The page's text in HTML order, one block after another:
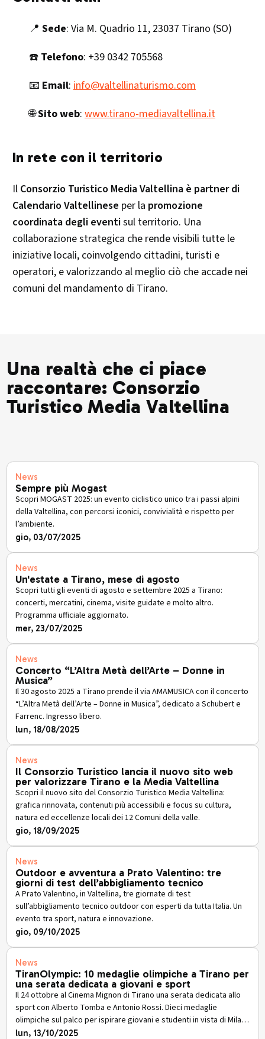
📍 Sede: Via M. Quadrio 11, 23037 Tirano (SO)
☎️ Telefono: +39 0342 705568
📧 Email: info@valtellinaturismo.com
🌐Sito web: www.tirano-mediavaltellina.it
In rete con il territorio
Il Consorzio Turistico Media Valtellina è partner di
Calendario Valtellinese per la promozione
coordinata degli eventisul territorio. Una
collaborazione strategica che rende visibili tutte le
iniziative locali, coinvolgendo cittadini, turisti e
operatori, e valorizzando al meglio ciò che accade nei
comuni del mandamento di Tirano.
Una realtà che ci piace
raccontare: Consorzio
Turistico Media Valtellina
News
Sempre più Mogast
Scopri MOGAST 2025: un evento ciclistico unico tra i passi alpini
della Valtellina, con percorsi iconici, convivialità e rispetto per
l’ambiente.
gio, 03/07/2025
News
Un'estate a Tirano, mese di agosto
Scopri tutti gli eventi di agosto e settembre 2025 a Tirano:
concerti, mercatini, cinema, visite guidate e molto altro.
Programma ufficiale aggiornato.
mer, 23/07/2025
News
Concerto “L’Altra Metà dell’Arte – Donne in
Musica”
Il 30 agosto 2025 a Tirano prende il via AMAMUSICA con il concerto
“L’Altra Metà dell’Arte – Donne in Musica”, dedicato a Schubert e
Farrenc. Ingresso libero.
lun, 18/08/2025
News
Il Consorzio Turistico lancia il nuovo sito web
per valorizzare Tirano e la Media Valtellina
Scopri il nuovo sito del Consorzio Turistico Media Valtellina:
grafica rinnovata, contenuti più accessibili e focus su cultura,
natura ed eccellenze locali dei 12 Comuni della valle.
gio, 18/09/2025
News
Outdoor e avventura a Prato Valentino: tre
giorni di test dell’abbigliamento tecnico
A Prato Valentino, in Valtellina, tre giornate di test
sull’abbigliamento tecnico outdoor con esperti da tutta Italia. Un
evento tra sport, natura e innovazione.
gio, 09/10/2025
News
TiranOlympic: 10 medaglie olimpiche a Tirano per
una serata dedicata a giovani e sport
Il 24 ottobre al Cinema Mignon di Tirano una serata dedicata allo
sport con Alberto Tomba e Antonio Rossi. Dieci medaglie
olimpiche sul palco per ispirare giovani e studenti in vista di Milano
Cortina 2026.
lun, 13/10/2025